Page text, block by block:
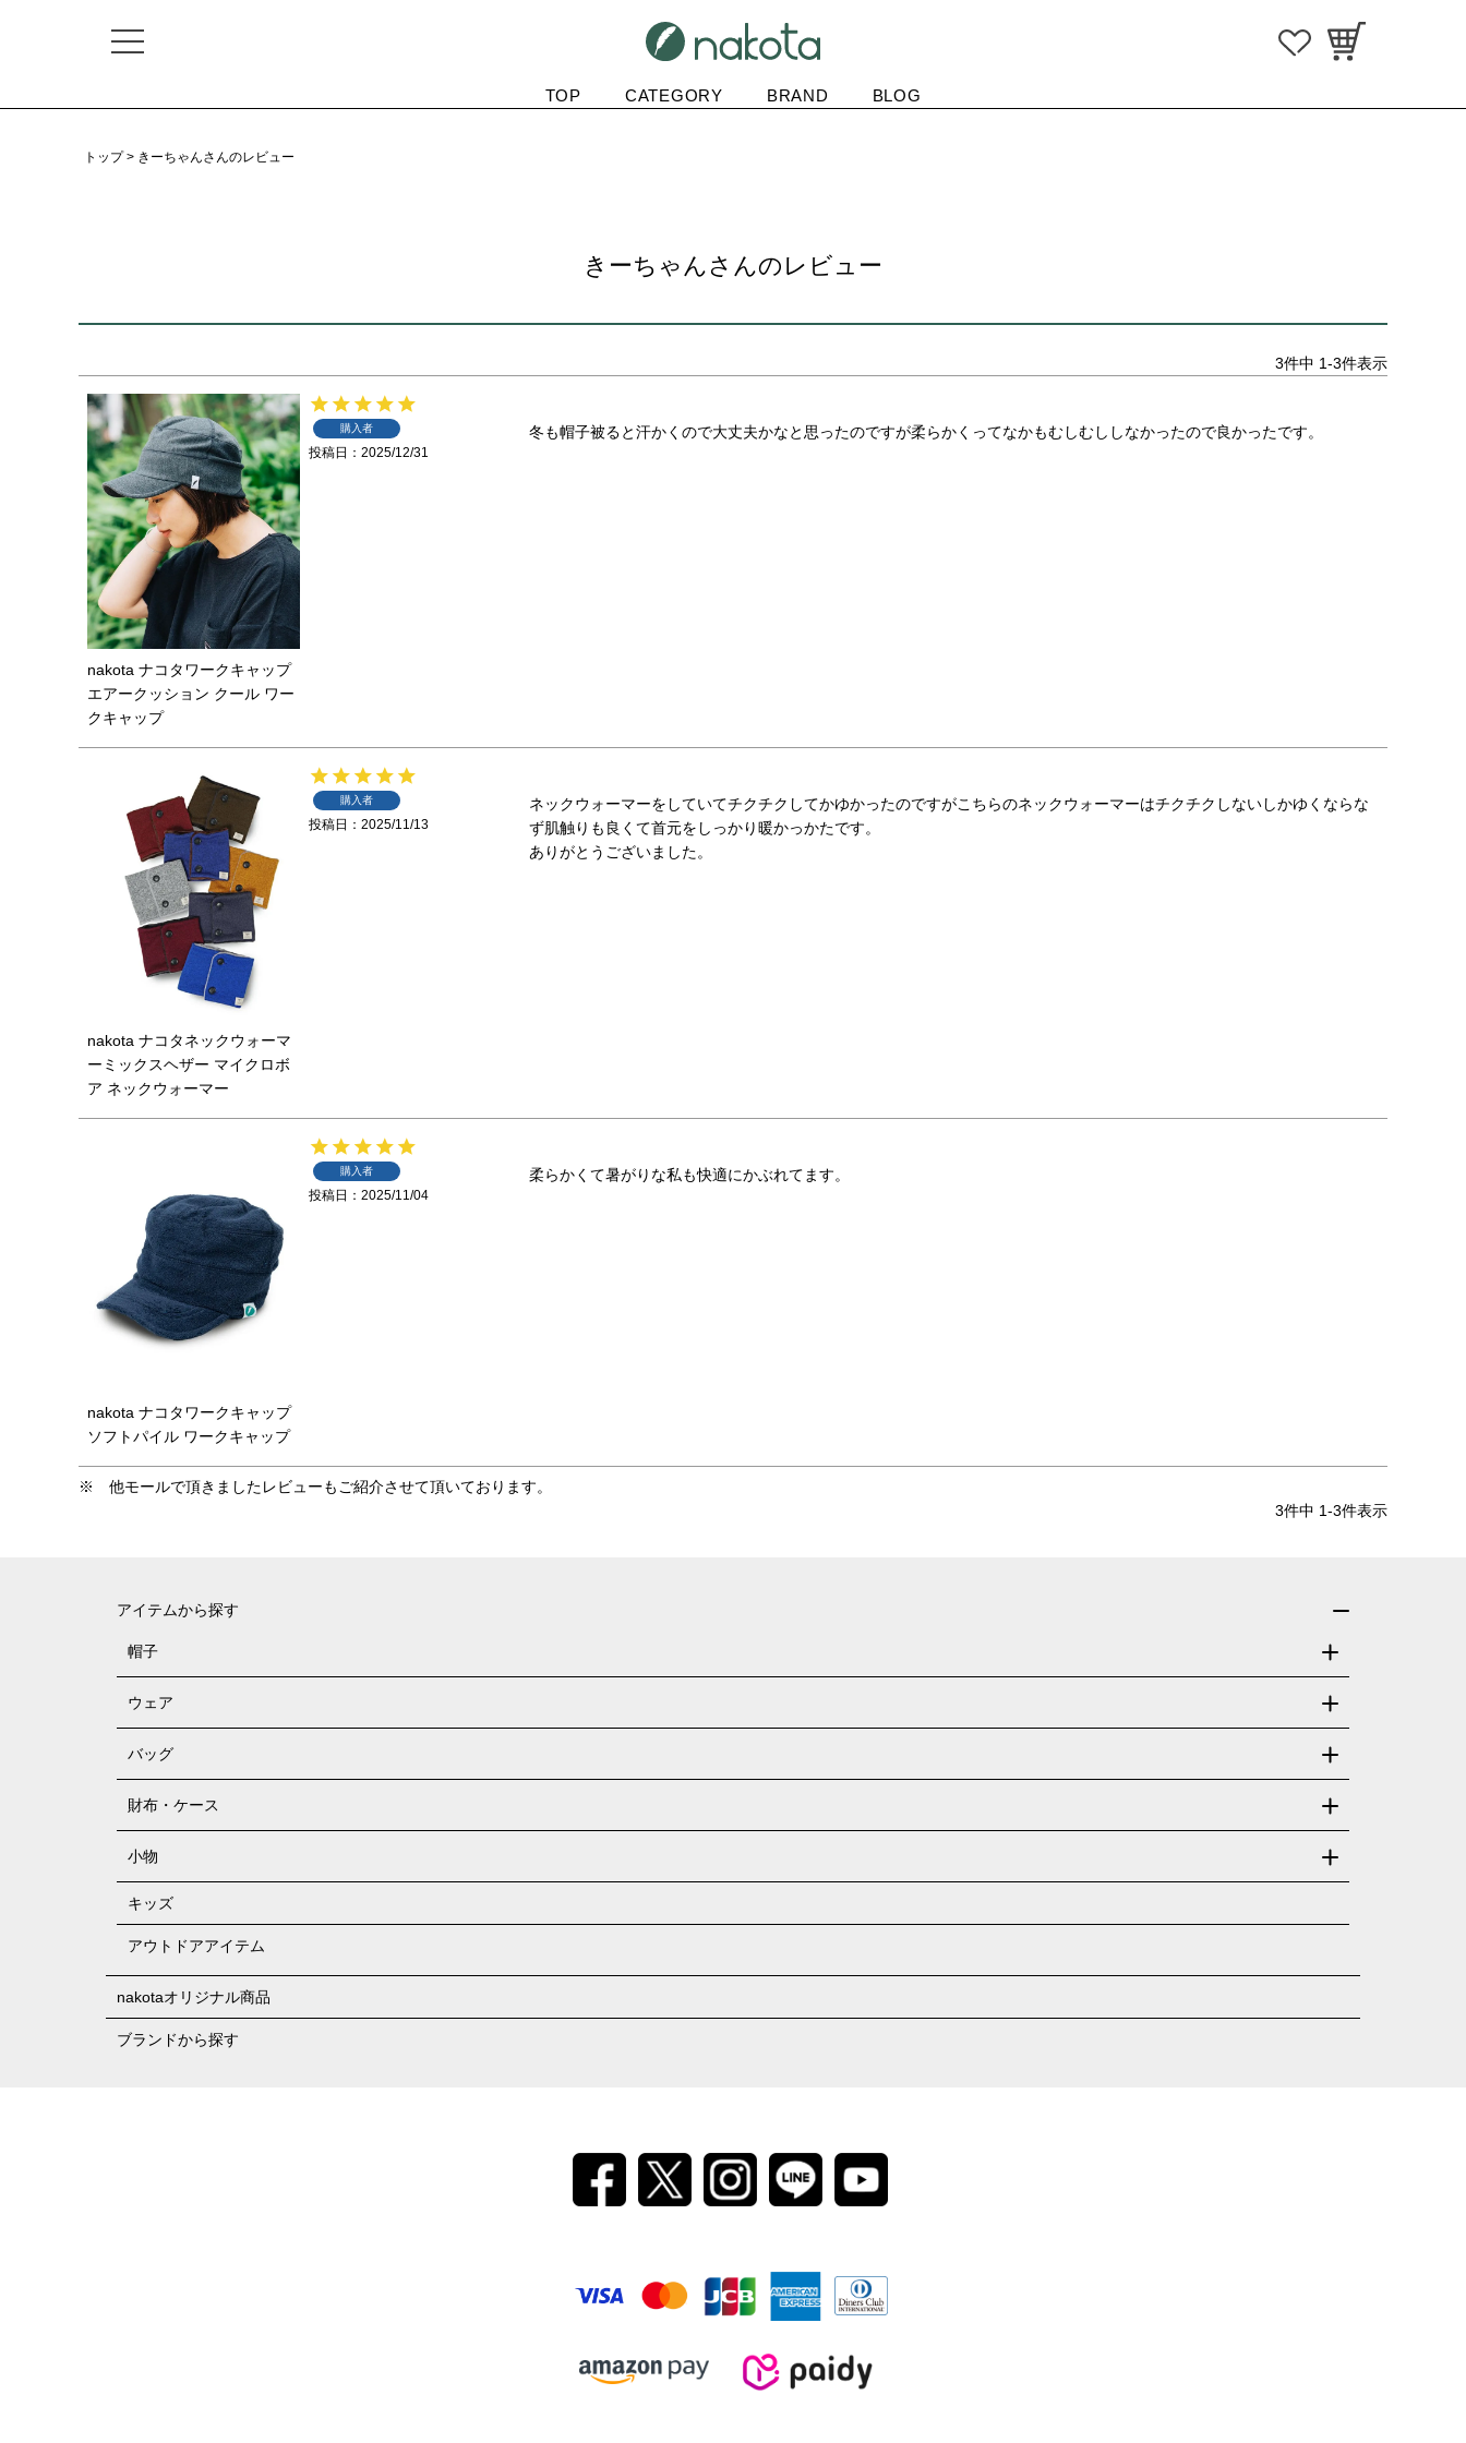
TOP CATEGORY BRAND BLOG
トップ きーちゃんさんのレビュー
きーちゃんさんのレビュー
3件中 1-3件表示
nakota ナコタワークキャップ
エアークッション クール ワー
クキャップ
購入者
投稿日 2025/12/31
冬も帽子被ると汗かくので大丈夫かなと思ったのですが柔らかくってなかもむしむししなかったので良かったです。
nakota ナコタネックウォーマ
ーミックスヘザー マイクロボ
ア ネックウォーマー
購入者
投稿日 2025/11/13
ネックウォーマーをしていてチクチクしてかゆかったのですがこちらのネックウォーマーはチクチクしないしかゆくならな
ず肌触りも良くて首元をしっかり暖かっかたです。
ありがとうございました。
nakota ナコタワークキャップ
ソフトパイル ワークキャップ
購入者
投稿日 2025/11/04
柔らかくて暑がりな私も快適にかぶれてます。
3件中 1-3件表示
アイテムから探す
帽子
ウェア
バッグ
財布・ケース
小物
キッズ
アウトドアアイテム
nakotaオリジナル商品
ブランドから探す